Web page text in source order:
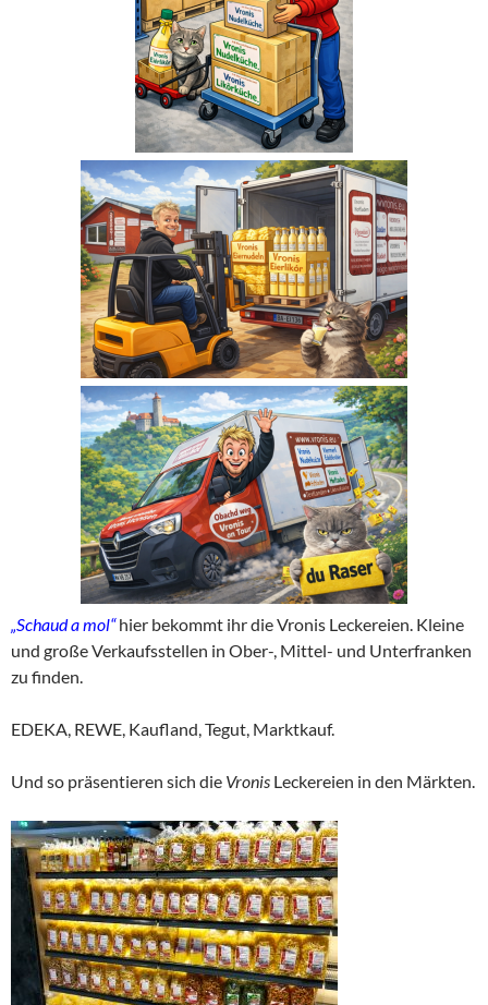
„Schaud a mol“hier bekommt ihr die Vronis Leckereien. Kleine
und große Verkaufsstellen in Ober-, Mittel- und Unterfranken
zu finden.
EDEKA, REWE, Kaufland, Tegut, Marktkauf.
Und so präsentieren sich die Vronis Leckereien in den Märkten.